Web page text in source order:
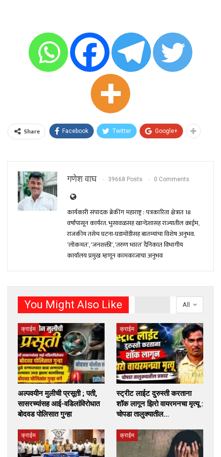
Share Facebook Twitter Google+
गणेश वाघ 39668 Posts 0 Comments
कार्यकारी संपादक ब्रेकींग महाराष्ट्र : पत्रकारिता क्षेत्रात 18
वर्षांपासून कार्यरत. भुसावळसह खान्देशासह राज्यातील क्राईम,
राजकीय तसेच घटना-घडामोंडीसह बातम्यांचा विशेष अनुभव.
‘लोकमत’, ‘जनशक्ती’, ‘तरुण भारत’ दैनिकात विभागीय
कार्यालय प्रमुख म्हणून कामकाजाचा अनुभव
All
You Might Also Like
क्राईम
अल्पवयीन मुलीची प्रसूती ; पती,
सासरच्यांसह आई-वडिलांविरोधात
बोदवड पोलिसात गुन्हा
क्राईम
स्ट्रीट लाईट दुरुस्ती करताना
शॉक लागून झिरो वायरमनचा मृत्यू :
चोपडा तालुक्यातील…
क्राईम क्राईम